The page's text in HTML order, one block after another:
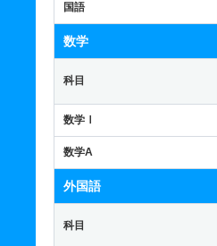
国語
数学
科目
数学Ⅰ
数学A
外国語
科目